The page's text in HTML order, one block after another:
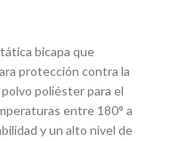
bicapa que
protección contra la
poliéster para el
entre 180° a
y un alto nivel de